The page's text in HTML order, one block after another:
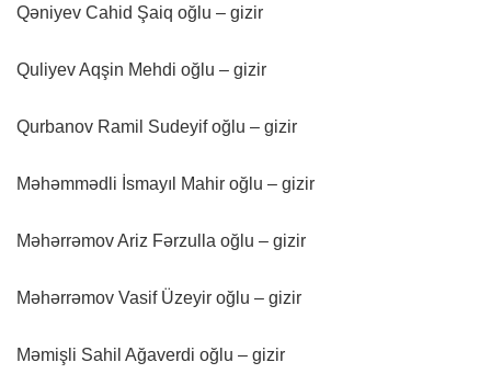
Qəniyev Cahid Şaiq oğlu – gizir
Quliyev Aqşin Mehdi oğlu – gizir
Qurbanov Ramil Sudeyif oğlu – gizir
Məhəmmədli İsmayıl Mahir oğlu – gizir
Məhərrəmov Ariz Fərzulla oğlu – gizir
Məhərrəmov Vasif Üzeyir oğlu – gizir
Məmişli Sahil Ağaverdi oğlu – gizir